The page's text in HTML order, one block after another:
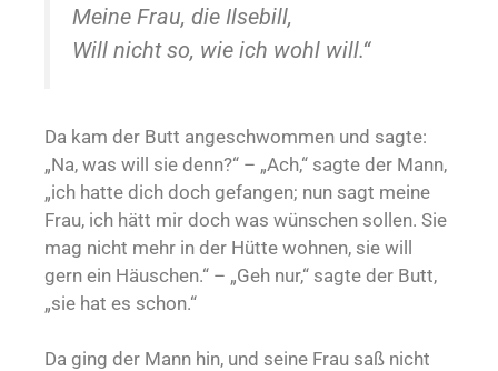
Meine Frau, die Ilsebill,
Will nicht so, wie ich wohl will.“
Da kam der Butt angeschwommen und sagte:
„Na, was will sie denn?“ – „Ach,“ sagte der Mann,
„ich hatte dich doch gefangen; nun sagt meine
Frau, ich hätt mir doch was wünschen sollen. Sie
mag nicht mehr in der Hütte wohnen, sie will
gern ein Häuschen.“ – „Geh nur,“ sagte der Butt,
„sie hat es schon.“
Da ging der Mann hin, und seine Frau saß nicht